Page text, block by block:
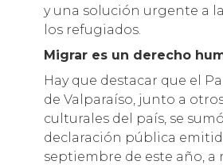
y una solución urgente a
los refugiados.
Migrar es un derecho
Hay que destacar que el
de Valparaíso, junto a
culturales del país, se
declaración pública
septiembre de este año, a